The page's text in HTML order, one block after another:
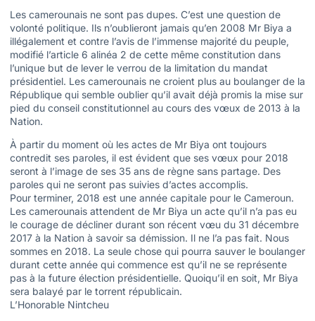
Les camerounais ne sont pas dupes. C’est une question de
volonté politique. Ils n’oublieront jamais qu’en 2008 Mr Biya a
illégalement et contre l’avis de l’immense majorité du peuple,
modifié l’article 6 alinéa 2 de cette même constitution dans
l’unique but de lever le verrou de la limitation du mandat
présidentiel. Les camerounais ne croient plus au boulanger de la
République qui semble oublier qu’il avait déjà promis la mise sur
pied du conseil constitutionnel au cours des vœux de 2013 à la
Nation.
À partir du moment où les actes de Mr Biya ont toujours
contredit ses paroles, il est évident que ses vœux pour 2018
seront à l’image de ses 35 ans de règne sans partage. Des
paroles qui ne seront pas suivies d’actes accomplis.
Pour terminer, 2018 est une année capitale pour le Cameroun.
Les camerounais attendent de Mr Biya un acte qu’il n’a pas eu
le courage de décliner durant son récent vœu du 31 décembre
2017 à la Nation à savoir sa démission. Il ne l’a pas fait. Nous
sommes en 2018. La seule chose qui pourra sauver le boulanger
durant cette année qui commence est qu’il ne se représente
pas à la future élection présidentielle. Quoiqu’il en soit, Mr Biya
sera balayé par le torrent républicain.
L’Honorable Nintcheu